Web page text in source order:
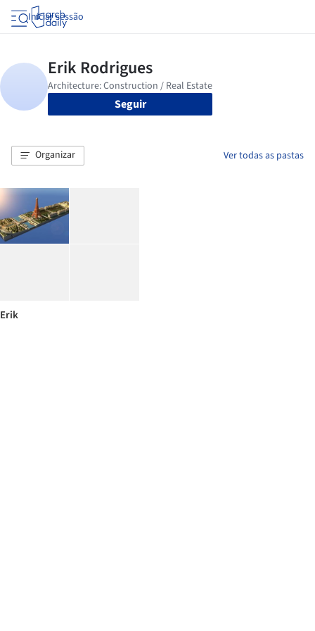
Iniciar sessão
Seguir
Organizar Ver todas as pastas
Erik